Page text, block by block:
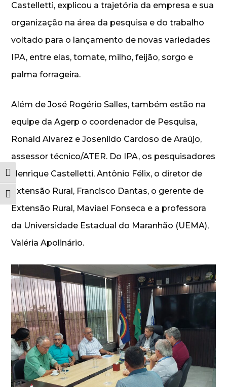
Alternar alto contraste
Alternar tamanho da fonte
Castelletti, explicou a trajetória da empresa e sua
organização na área da pesquisa e do trabalho
voltado para o lançamento de novas variedades
IPA, entre elas, tomate, milho, feijão, sorgo e
palma forrageira.
Além de José Rogério Salles, também estão na
equipe da Agerp o coordenador de Pesquisa,
Ronald Alvarez e Josenildo Cardoso de Araújo,
assessor técnico/ATER. Do IPA, os pesquisadores
Henrique Castelletti, Antônio Félix, o diretor de
Extensão Rural, Francisco Dantas, o gerente de
Extensão Rural, Maviael Fonseca e a professora
da Universidade Estadual do Maranhão (UEMA),
Valéria Apolinário.